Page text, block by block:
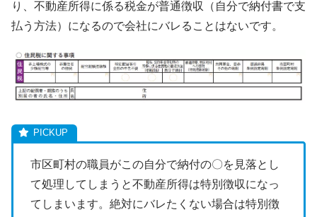
り、不動産所得に係る税金が普通徴収（自分で納付書で支
払う方法）になるので会社にバレることはないです。
市区町村の職員がこの自分で納付の〇を見落とし
て処理してしまうと不動産所得は特別徴収になっ
てしまいます。絶対にバレたくない場合は特別徴